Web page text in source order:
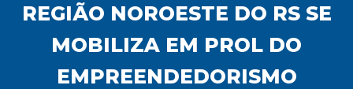
REGIÃO NOROESTE DO RS SE
MOBILIZA EM PROL DO
EMPREENDEDORISMO